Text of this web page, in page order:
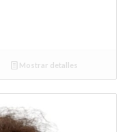
Mostrar detalles